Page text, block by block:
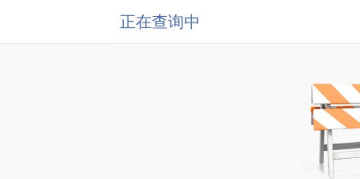
正在查询中